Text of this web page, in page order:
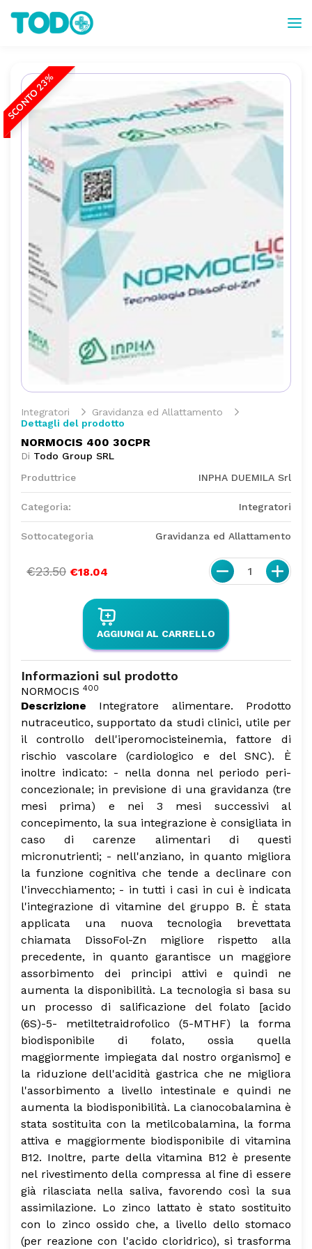
SCONTO 23%
Integratori
Gravidanza ed Allattamento
Dettagli del prodotto
NORMOCIS 400 30CPR
Di Todo Group SRL
Produttrice
INPHA DUEMILA Srl
Categoria: Integratori
Sottocategoria Gravidanza ed Allattamento
€23.50 €18.04 1
AGGIUNGI AL CARRELLO
Informazioni sul prodotto
NORMOCIS 400
Descrizione Integratore alimentare. Prodotto
nutraceutico, supportato da studi clinici, utile per
il controllo dell'iperomocisteinemia, fattore di
rischio vascolare (cardiologico e del SNC). È
inoltre indicato: - nella donna nel periodo peri-
concezionale; in previsione di una gravidanza (tre
mesi prima) e nei 3 mesi successivi al
concepimento, la sua integrazione è consigliata in
caso di carenze alimentari di questi
micronutrienti; - nell'anziano, in quanto migliora
la funzione cognitiva che tende a declinare con
l'invecchiamento; - in tutti i casi in cui è indicata
l'integrazione di vitamine del gruppo B. È stata
applicata una nuova tecnologia brevettata
chiamata DissoFol-Zn migliore rispetto alla
precedente, in quanto garantisce un maggiore
assorbimento dei principi attivi e quindi ne
aumenta la disponibilità. La tecnologia si basa su
un processo di salificazione del folato [acido
(6S)-5- metiltetraidrofolico (5-MTHF) la forma
biodisponibile di folato, ossia quella
maggiormente impiegata dal nostro organismo] e
la riduzione dell'acidità gastrica che ne migliora
l'assorbimento a livello intestinale e quindi ne
aumenta la biodisponibilità. La cianocobalamina è
stata sostituita con la metilcobalamina, la forma
attiva e maggiormente biodisponibile di vitamina
B12. Inoltre, parte della vitamina B12 è presente
nel rivestimento della compressa al fine di essere
già rilasciata nella saliva, favorendo così la sua
assimilazione. Lo zinco lattato è stato sostituito
con lo zinco ossido che, a livello dello stomaco
(per reazione con l'acido cloridrico), si trasforma